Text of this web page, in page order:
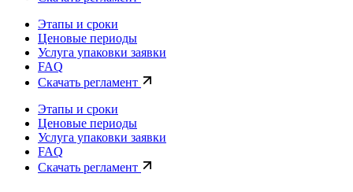
Этапы и сроки
Ценовые периоды
Услуга упаковки заявки
FAQ
Скачать регламент
Этапы и сроки
Ценовые периоды
Услуга упаковки заявки
FAQ
Скачать регламент